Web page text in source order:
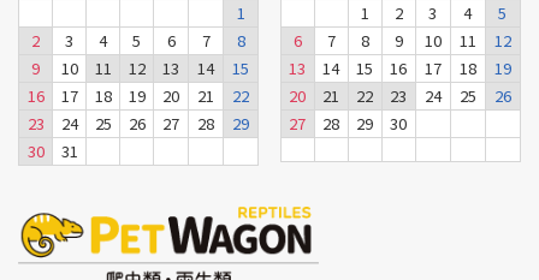
1
2
3 4 5 6 7
8
9
10 11 12 13 14
15
16
17 18 19 20 21
22
23
24 25 26 27 28
29
30
31
1
2 3 4
5
6
7 8 9 10 11
12
13
14 15 16 17 18
19
20
21 22 23 24 25
26
27
28 29 30